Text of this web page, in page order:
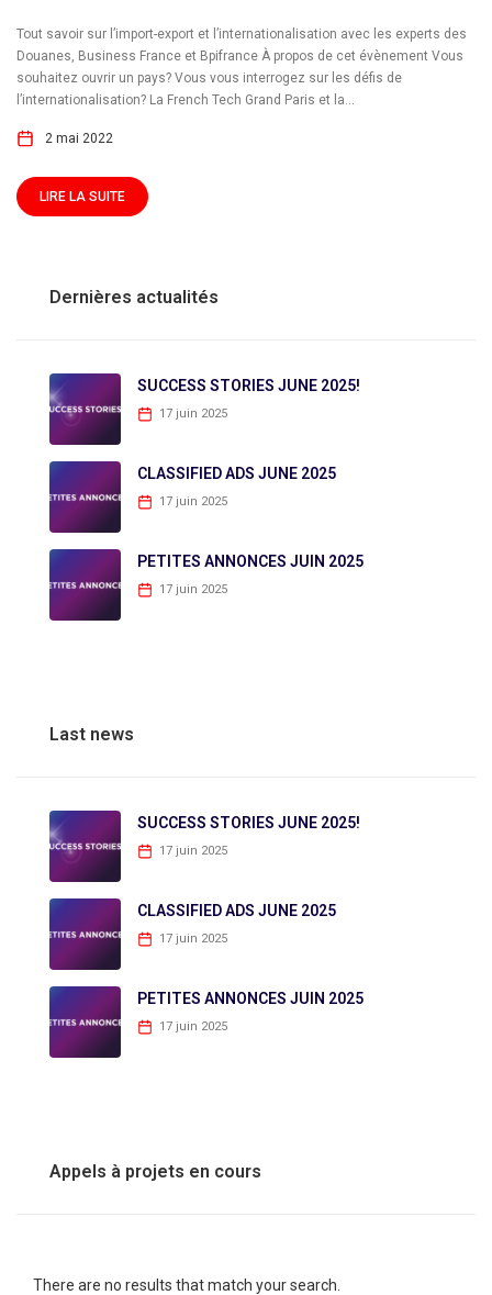
Tout savoir sur l’import-export et l’internationalisation avec les experts des
Douanes, Business France et Bpifrance À propos de cet évènement Vous
souhaitez ouvrir un pays? Vous vous interrogez sur les défis de
l’internationalisation? La French Tech Grand Paris et la...
2 mai 2022
LIRE LA SUITE
Dernières actualités
SUCCESS STORIES JUNE 2025!
17 juin 2025
CLASSIFIED ADS JUNE 2025
17 juin 2025
PETITES ANNONCES JUIN 2025
17 juin 2025
Last news
SUCCESS STORIES JUNE 2025!
17 juin 2025
CLASSIFIED ADS JUNE 2025
17 juin 2025
PETITES ANNONCES JUIN 2025
17 juin 2025
Appels à projets en cours
There are no results that match your search.